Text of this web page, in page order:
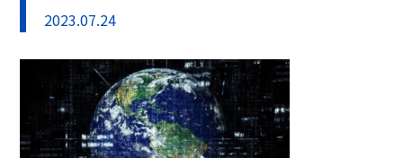
2023.07.24